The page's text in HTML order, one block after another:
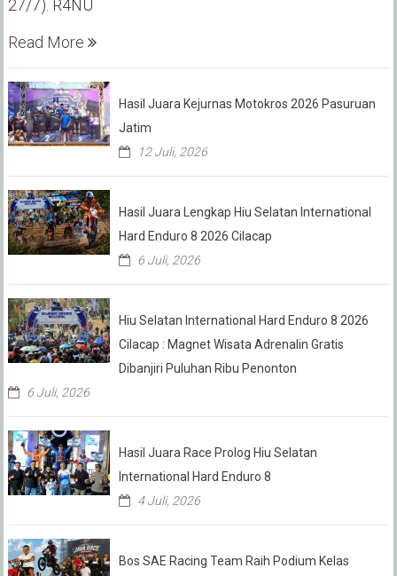
27/7). R4NU
Read More
Hasil Juara Kejurnas Motokros 2026 Pasuruan
Jatim
12 Juli, 2026
Hasil Juara Lengkap Hiu Selatan International
Hard Enduro 8 2026 Cilacap
6 Juli, 2026
Hiu Selatan International Hard Enduro 8 2026
Cilacap : Magnet Wisata Adrenalin Gratis
Dibanjiri Puluhan Ribu Penonton
6 Juli, 2026
Hasil Juara Race Prolog Hiu Selatan
International Hard Enduro 8
4 Juli, 2026
Bos SAE Racing Team Raih Podium Kelas